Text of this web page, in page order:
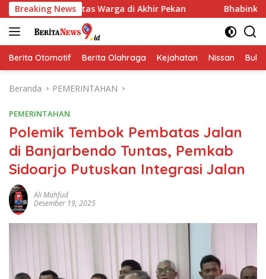
Langsung
ke
konten
Breaking News
Warga di Akhir Pekan Bhabinkamtibmas Blarang
Berita Otomotif Berita Olahraga Kejahatan Nissan
Beranda PEMERINTAHAN
PEMERINTAHAN
Polemik Tembok Pembatas Jalan
di Banjarbendo Tuntas, Pemkab
Sidoarjo Putuskan Integrasi Jalan
Ali Mahfud
Desember 19, 2025